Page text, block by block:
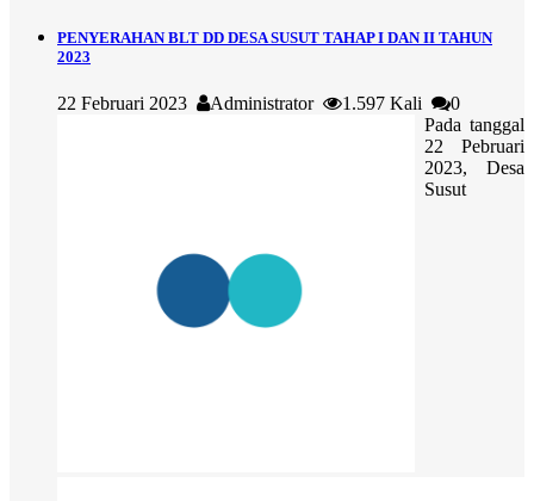
PENYERAHAN BLT DD DESA SUSUT TAHAP I DAN II TAHUN
2023
22 Februari 2023 Administrator 1.597 Kali
0
Pada tanggal
22 Pebruari
2023, Desa
Susut